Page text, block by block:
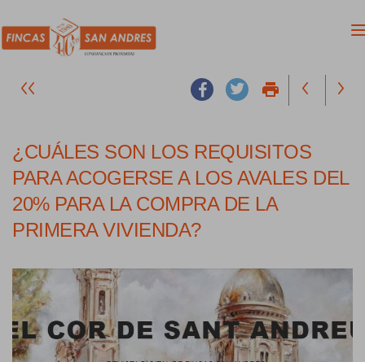
print
¿CUÁLES SON LOS REQUISITOS
PARA ACOGERSE A LOS AVALES DEL
20% PARA LA COMPRA DE LA
PRIMERA VIVIENDA?